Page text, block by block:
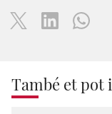
També et pot